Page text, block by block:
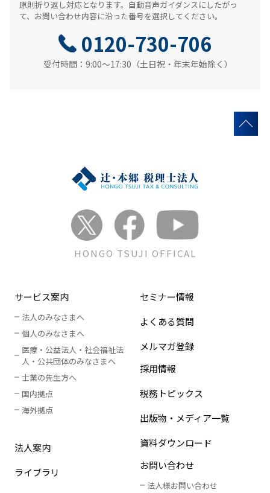
0120-730-706
受付時間：9:00～17:30（土日祝・年末年始除く）
原則折り返し対応となります。 自動音声ガイダンスにしたがっ
て、 お問い合わせ内容に沿った番号を選択してください。
HONGO TSUJI OFFICAL
サービス案内
法人のみなさまへ
個人のみなさまへ
医療・公益法人・社会福祉法
人 ・ 公共団体のみなさまへ
士業の先生方へ
国内拠点
海外拠点
法人案内
ライブラリ
セミナー情報
よくある質問
メルマガ登録
採用情報
税務トピックス
出版物・メディア一覧
資料ダウンロード
お問い合わせ
法人様お問い合わせ